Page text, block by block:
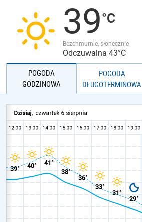
JAKOŚĆ POWIETRZA39
Bezchmurnie, słonecznie
Odczuwalna 43°C
POGODA
GODZINOWA
POGODA
DŁUGOTERMINOWA